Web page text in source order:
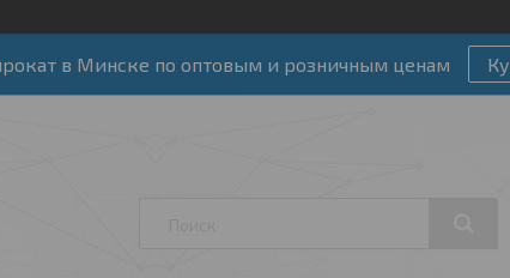
в Минске по оптовым и розничным ценам